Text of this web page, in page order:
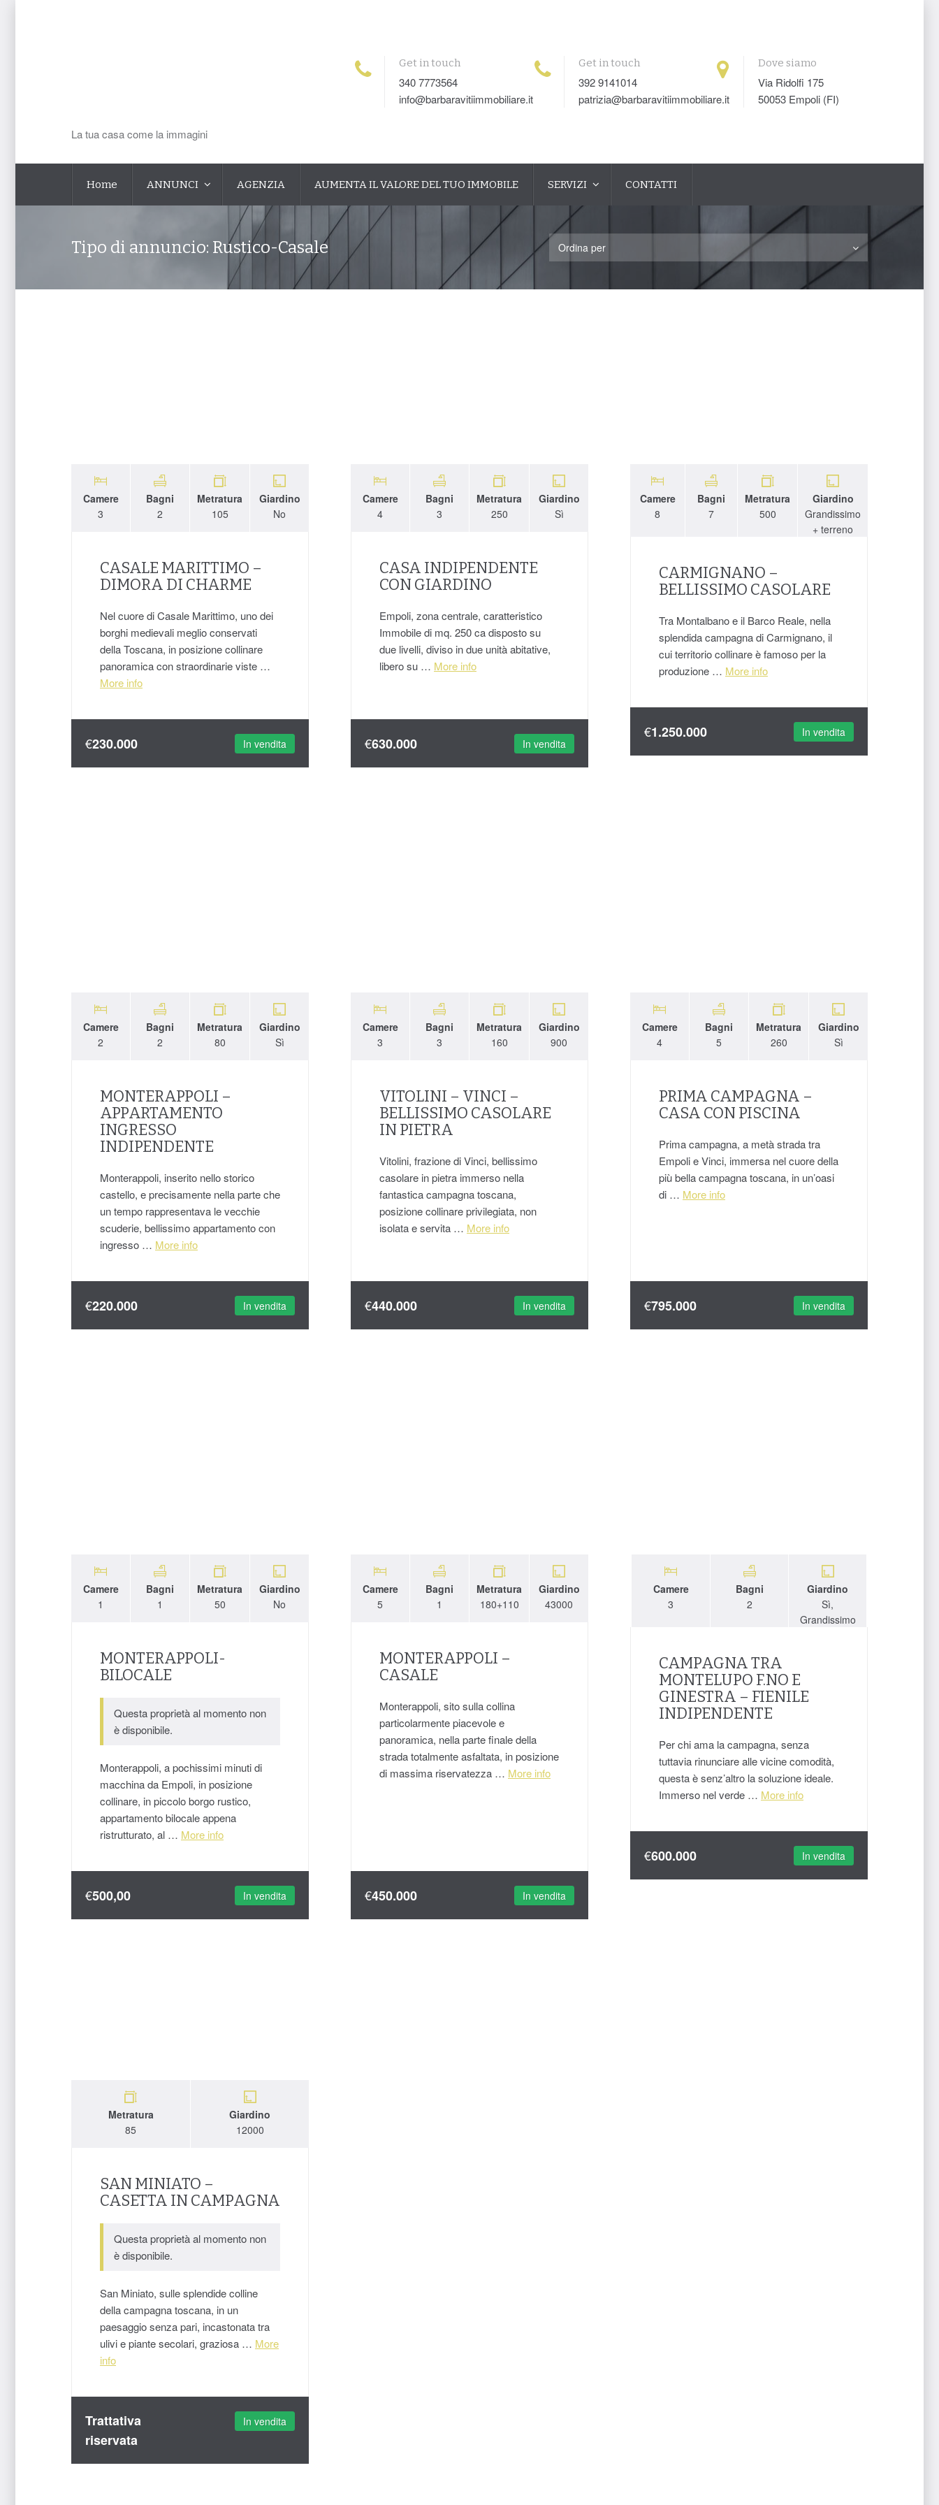
La tua casa come la immagini
Get in touch
340 7773564
info@barbaravitiimmobiliare.it
Get in touch
392 9141014
patrizia@barbaravitiimmobiliare.it
Dove siamo
Via Ridolfi 175
50053 Empoli (FI)
Home ANNUNCI AGENZIA AUMENTA IL VALORE DEL TUO IMMOBILE SERVIZI CONTATTI
Tipo di annuncio: Rustico-Casale Ordina per
Camere
3
Bagni
2
Metratura
105
Giardino
No
CASALE MARITTIMO –
DIMORA DI CHARME
Nel cuore di Casale Marittimo, uno dei
borghi medievali meglio conservati
della Toscana, in posizione collinare
panoramica con straordinarie viste …
More info
€230.000 In vendita
Camere
4
Bagni
3
Metratura
250
Giardino
Sì
CASA INDIPENDENTE
CON GIARDINO
Empoli, zona centrale, caratteristico
Immobile di mq. 250 ca disposto su
due livelli, diviso in due unità abitative,
libero su … More info
€630.000 In vendita
Camere
8
Bagni
7
Metratura
500
Giardino
Grandissimo
+ terreno
CARMIGNANO –
BELLISSIMO CASOLARE
Tra Montalbano e il Barco Reale, nella
splendida campagna di Carmignano, il
cui territorio collinare è famoso per la
produzione … More info
€1.250.000 In vendita
Camere
2
Bagni
2
Metratura
80
Giardino
Sì
MONTERAPPOLI –
APPARTAMENTO
INGRESSO
INDIPENDENTE
Monterappoli, inserito nello storico
castello, e precisamente nella parte che
un tempo rappresentava le vecchie
scuderie, bellissimo appartamento con
ingresso … More info
€220.000 In vendita
Camere
3
Bagni
3
Metratura
160
Giardino
900
VITOLINI – VINCI –
BELLISSIMO CASOLARE
IN PIETRA
Vitolini, frazione di Vinci, bellissimo
casolare in pietra immerso nella
fantastica campagna toscana,
posizione collinare privilegiata, non
isolata e servita … More info
€440.000 In vendita
Camere
4
Bagni
5
Metratura
260
Giardino
Sì
PRIMA CAMPAGNA –
CASA CON PISCINA
Prima campagna, a metà strada tra
Empoli e Vinci, immersa nel cuore della
più bella campagna toscana, in un’oasi
di … More info
€795.000 In vendita
Camere
1
Bagni
1
Metratura
50
Giardino
No
MONTERAPPOLI-
BILOCALE
Questa proprietà al momento non
è disponibile.
Monterappoli, a pochissimi minuti di
macchina da Empoli, in posizione
collinare, in piccolo borgo rustico,
appartamento bilocale appena
ristrutturato, al … More info
€500,00 In vendita
Camere
5
Bagni
1
Metratura
180+110
Giardino
43000
MONTERAPPOLI –
CASALE
Monterappoli, sito sulla collina
particolarmente piacevole e
panoramica, nella parte finale della
strada totalmente asfaltata, in posizione
di massima riservatezza … More info
€450.000 In vendita
Camere
3
Bagni
2
Giardino
Sì,
Grandissimo
CAMPAGNA TRA
MONTELUPO F.NO E
GINESTRA – FIENILE
INDIPENDENTE
Per chi ama la campagna, senza
tuttavia rinunciare alle vicine comodità,
questa è senz’altro la soluzione ideale.
Immerso nel verde … More info
€600.000 In vendita
Metratura
85
Giardino
12000
SAN MINIATO –
CASETTA IN CAMPAGNA
Questa proprietà al momento non
è disponibile.
San Miniato, sulle splendide colline
della campagna toscana, in un
paesaggio senza pari, incastonata tra
ulivi e piante secolari, graziosa … More
info
Trattativa
riservata
In vendita